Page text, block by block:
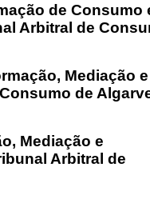
de Consumo
Arbitral de
Mediação e
de
Mediação e
Arbitral de